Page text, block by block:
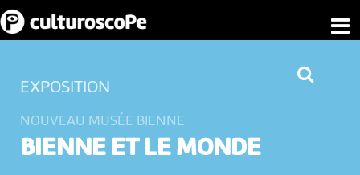
EXPOSITION
NOUVEAU MUSÉE BIENNE
BIENNE ET LE MONDE